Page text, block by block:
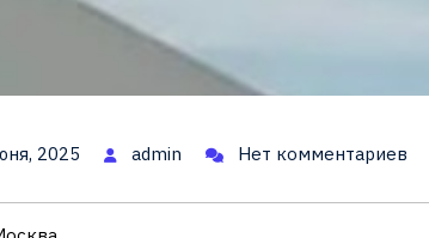
2025 admin Нет комментариев